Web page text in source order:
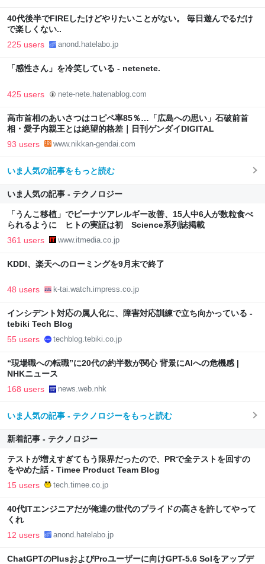
40代後半でFIREしたけどやりたいことがない。 毎日遊んでるだけ
で楽しくない..
225 users anond.hatelabo.jp
「感性さん」を冷笑している - netenete.
425 users nete-nete.hatenablog.com
高市首相のあいさつはコピペ率85％…「広島への思い」石破前首
相・愛子内親王とは絶望的格差｜日刊ゲンダイDIGITAL
93 users www.nikkan-gendai.com
いま人気の記事をもっと読む
いま人気の記事 - テクノロジー
「うんこ移植」でピーナツアレルギー改善、15人中6人が数粒食べ
られるように ヒトの実証は初 Science系列誌掲載
361 users www.itmedia.co.jp
KDDI、楽天へのローミングを9月末で終了
48 users k-tai.watch.impress.co.jp
インシデント対応の属人化に、障害対応訓練で立ち向かっている -
tebiki Tech Blog
55 users techblog.tebiki.co.jp
“現場職への転職”に20代の約半数が関心 背景にAIへの危機感 |
NHKニュース
168 users news.web.nhk
いま人気の記事 - テクノロジーをもっと読む
新着記事 - テクノロジー
テストが増えすぎてもう限界だったので、PRで全テストを回すの
をやめた話 - Timee Product Team Blog
15 users tech.timee.co.jp
40代ITエンジニアだが俺達の世代のプライドの高さを許してやって
くれ
12 users anond.hatelabo.jp
ChatGPTのPlusおよびProユーザーに向けGPT-5.6 Solをアップデ